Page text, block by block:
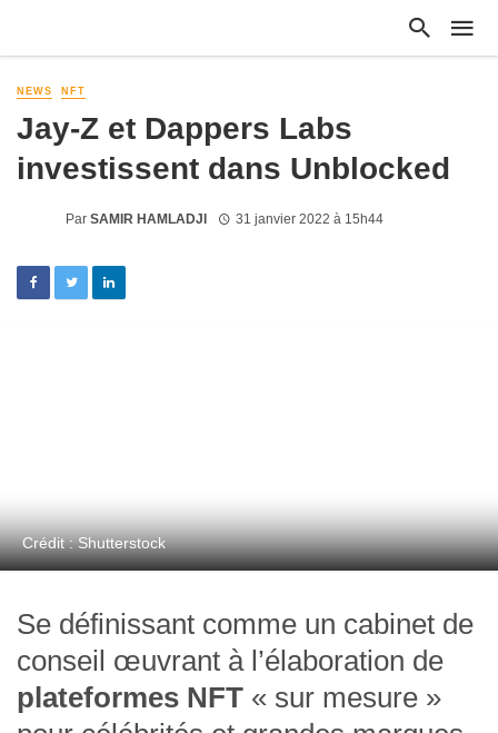
NEWS NFT
Jay-Z et Dappers Labs
investissent dans Unblocked
Par SAMIR HAMLADJI 31 janvier 2022 à 15h44
Crédit : Shutterstock
Se définissant comme un cabinet de
conseil œuvrant à l’élaboration de
plateformes NFT « sur mesure »